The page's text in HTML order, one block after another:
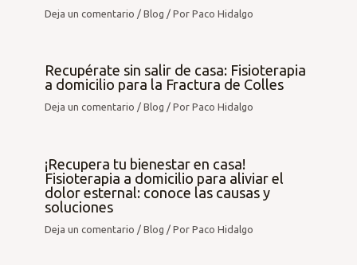
Deja un comentario /Blog / PorPaco Hidalgo
Recupérate sin salir de casa: Fisioterapia
a domicilio para la Fractura de Colles
Deja un comentario /Blog / PorPaco Hidalgo
¡Recupera tu bienestar en casa!
Fisioterapia a domicilio para aliviar el
dolor esternal: conoce las causas y
soluciones
Deja un comentario /Blog / PorPaco Hidalgo